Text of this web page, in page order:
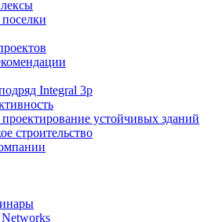
Integral 3p
устойчивых зданий
строительство